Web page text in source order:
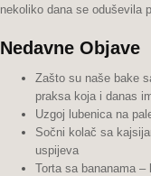
nekoliko dana se oduševila
Nedavne Objave
Zašto su naše bake
praksa koja i danas
Uzgoj lubenica na
Sočni kolač sa
uspijeva
Torta sa bananama